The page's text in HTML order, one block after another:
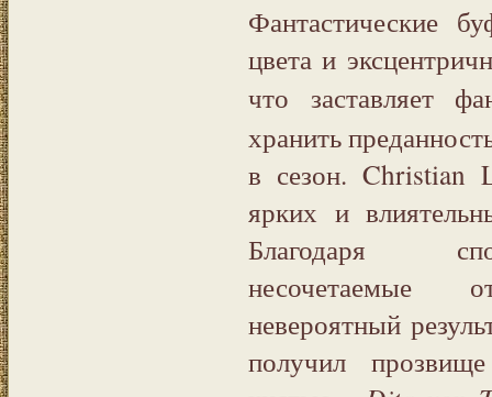
Фантастические
цвета и
что заставляет
хранить
в сезон. Christian
ярких и
Благодаря
несочетаемые
невероятный
получил